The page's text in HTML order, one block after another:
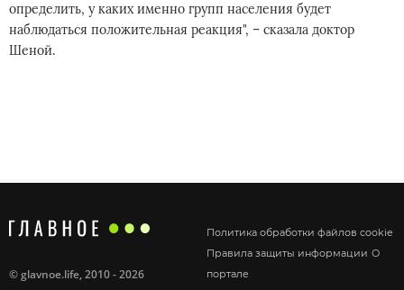
определить, у каких именно групп населения будет
наблюдаться положительная реакция", – сказала доктор
Шеной.
Политика обработки файлов cookie
Правила защиты информации О
портале
©glavnoe.life, 2010 - 2026